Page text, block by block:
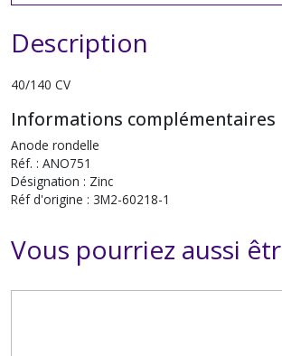
Description
40/140 CV
Informations complémentaires
Anode rondelle
Réf. : ANO751
Désignation : Zinc
Réf d'origine : 3M2-60218-1
Vous pourriez aussi